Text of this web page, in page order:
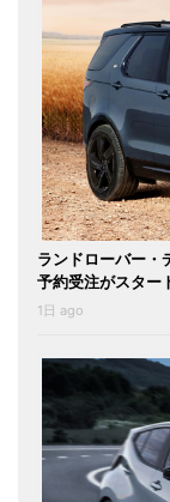
ランドローバー・
予約受注がスター
1日 ago